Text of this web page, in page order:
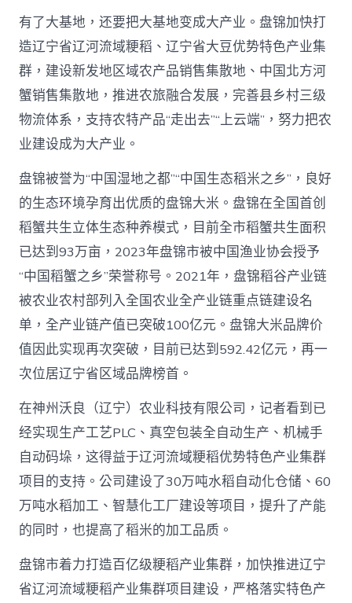
有了大基地，还要把大基地变成大产业。盘锦加快打
造辽宁省辽河流域粳稻、辽宁省大豆优势特色产业集
群，建设新发地区域农产品销售集散地、中国北方河
蟹销售集散地，推进农旅融合发展，完善县乡村三级
物流体系，支持农特产品“走出去”“上云端”，努力把农
业建设成为大产业。
盘锦被誉为“中国湿地之都”“中国生态稻米之乡”，良好
的生态环境孕育出优质的盘锦大米。盘锦在全国首创
稻蟹共生立体生态种养模式，目前全市稻蟹共生面积
已达到93万亩，2023年盘锦市被中国渔业协会授予
“中国稻蟹之乡”荣誉称号。2021年，盘锦稻谷产业链
被农业农村部列入全国农业全产业链重点链建设名
单，全产业链产值已突破100亿元。盘锦大米品牌价
值因此实现再次突破，目前已达到592.42亿元，再一
次位居辽宁省区域品牌榜首。
在神州沃良（辽宁）农业科技有限公司，记者看到已
经实现生产工艺PLC、真空包装全自动生产、机械手
自动码垛，这得益于辽河流域粳稻优势特色产业集群
项目的支持。公司建设了30万吨水稻自动化仓储、60
万吨水稻加工、智慧化工厂建设等项目，提升了产能
的同时，也提高了稻米的加工品质。
盘锦市着力打造百亿级粳稻产业集群，加快推进辽宁
省辽河流域粳稻产业集群项目建设，严格落实特色产